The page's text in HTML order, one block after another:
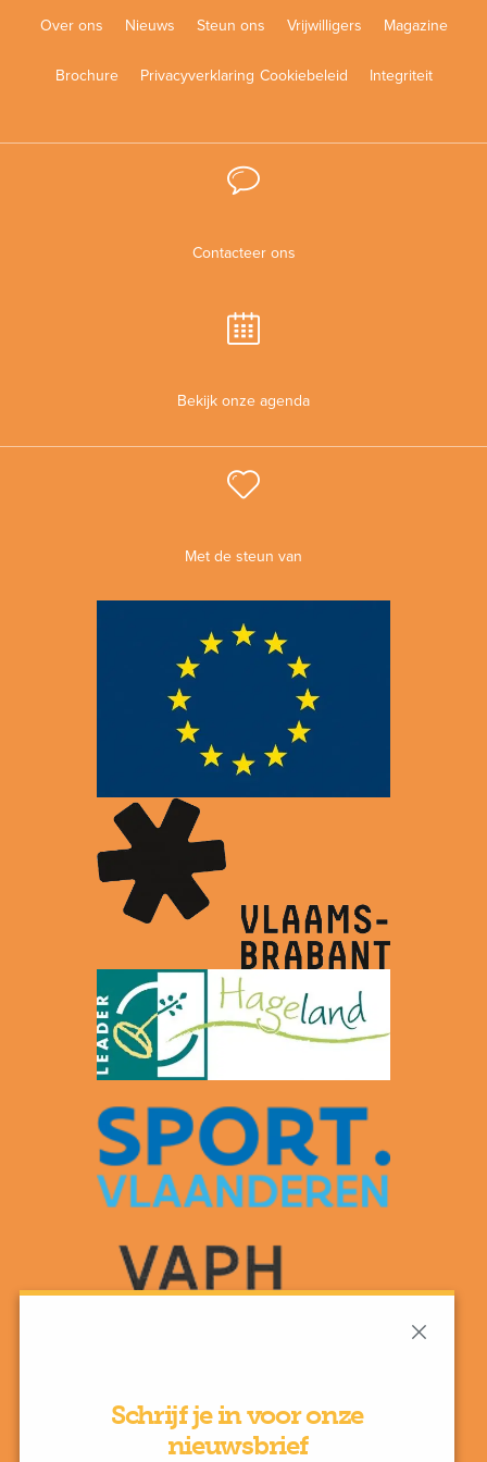
Schrijf je in voor onze
nieuwsbrief
Over ons Nieuws Steun ons Vrijwilligers Magazine
Brochure Privacyverklaring Cookiebeleid Integriteit
Contacteer ons
Bekijk onze agenda
Met de steun van